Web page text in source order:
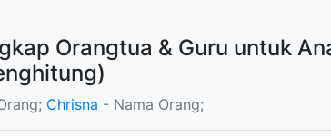
Orangtua & Guru untuk
Chrisna - Nama Orang;